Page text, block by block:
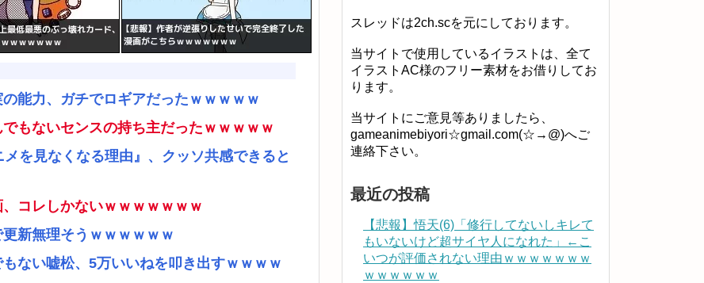
能力、ガチでロギアだったｗｗｗｗｗ
もないセンスの持ち主だったｗｗｗｗｗ
を見なくなる理由』、クッソ共感できると
コレしかないｗｗｗｗｗｗｗ
新無理そうｗｗｗｗｗｗ
ない嘘松、5万いいねを叩き出すｗｗｗｗ
スレッドは2ch.scを元にしております。
当サイトで使用しているイラストは、全て
イラストAC様のフリー素材をお借りしてお
ります。
当サイトにご意見等ありましたら、
gameanimebiyori☆gmail.com(☆→@)へご
連絡下さい。
最近の投稿
【悲報】悟天(6)「修行してないしキレて
もいないけど超サイヤ人になれた」←こ
いつが評価されない理由ｗｗｗｗｗｗｗ
ｗｗｗｗｗｗ